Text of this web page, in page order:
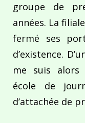
groupe de
années. La
fermé ses
d’existence.
me suis alors
école de
d’attachée de